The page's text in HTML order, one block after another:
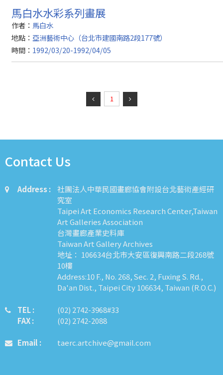
馬白水水彩系列畫展
作者： 馬白水
地點： 亞洲藝術中心（台北市建國南路2段177號）
時間： 1992/03/20-1992/04/05
1
Contact Us
Address :
社團法人中華民國畫廊協會附設台北藝術產經研
究室
Taipei Art Economics Research Center,Taiwan
Art Galleries Association
台灣畫廊產業史料庫
Taiwan Art Gallery Archives
地址： 106634台北市大安區復興南路二段268號
10樓
Address:10 F., No. 268, Sec. 2, Fuxing S. Rd.,
Da'an Dist., Taipei City 106634, Taiwan (R.O.C.)
TEL :
FAX :
​​​​(02) 2742-3968#33
(02) 2742-2088
Email : taerc.artchive@gmail.com